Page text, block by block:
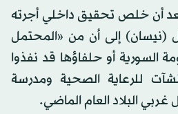
أن خلص تحقيق داخلي أجرته
(نيسان) إلى أن من «المحتمل
السورية أو حلفاؤها قد نفذوا
للرعاية الصحية ومدرسة
البلاد العام الماضي.